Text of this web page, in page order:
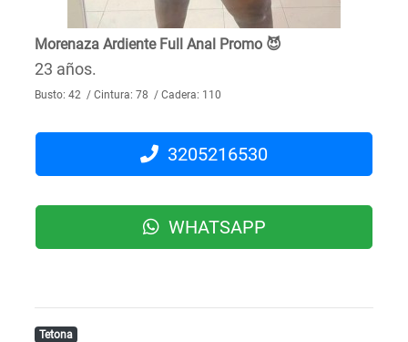
Morenaza Ardiente Full Anal Promo 😈
23 años.
Busto: 42 / Cintura: 78 / Cadera: 110
3205216530
WHATSAPP
Tetona